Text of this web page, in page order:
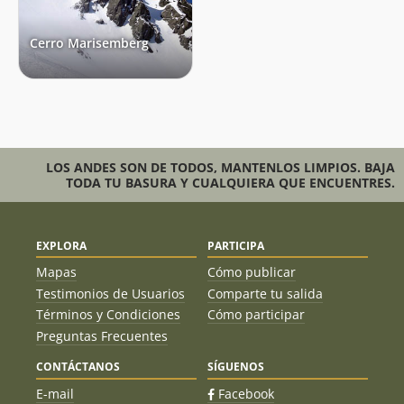
Cerro Marisemberg
LOS ANDES SON DE TODOS, MANTENLOS LIMPIOS. BAJA
TODA TU BASURA Y CUALQUIERA QUE ENCUENTRES.
EXPLORA
Mapas
Testimonios de Usuarios
Términos y Condiciones
Preguntas Frecuentes
PARTICIPA
Cómo publicar
Comparte tu salida
Cómo participar
CONTÁCTANOS
E-mail
SÍGUENOS
Facebook